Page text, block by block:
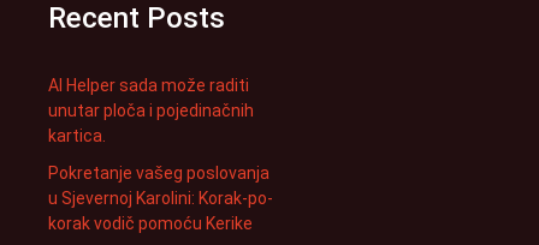
Recent Posts
AI Helper sada može raditi
unutar ploča i pojedinačnih
kartica.
Pokretanje vašeg poslovanja
u Sjevernoj Karolini: Korak-po-
korak vodič pomoću Kerike